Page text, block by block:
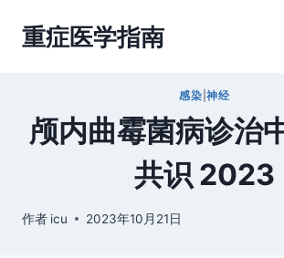
重症医学指南
感染 |神经
颅内曲霉菌病诊治
共识 2023
作者 icu 2023年10月21日